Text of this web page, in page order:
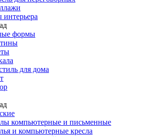
формы
для дома
компьютерные и письменные
и компьютерные кресла